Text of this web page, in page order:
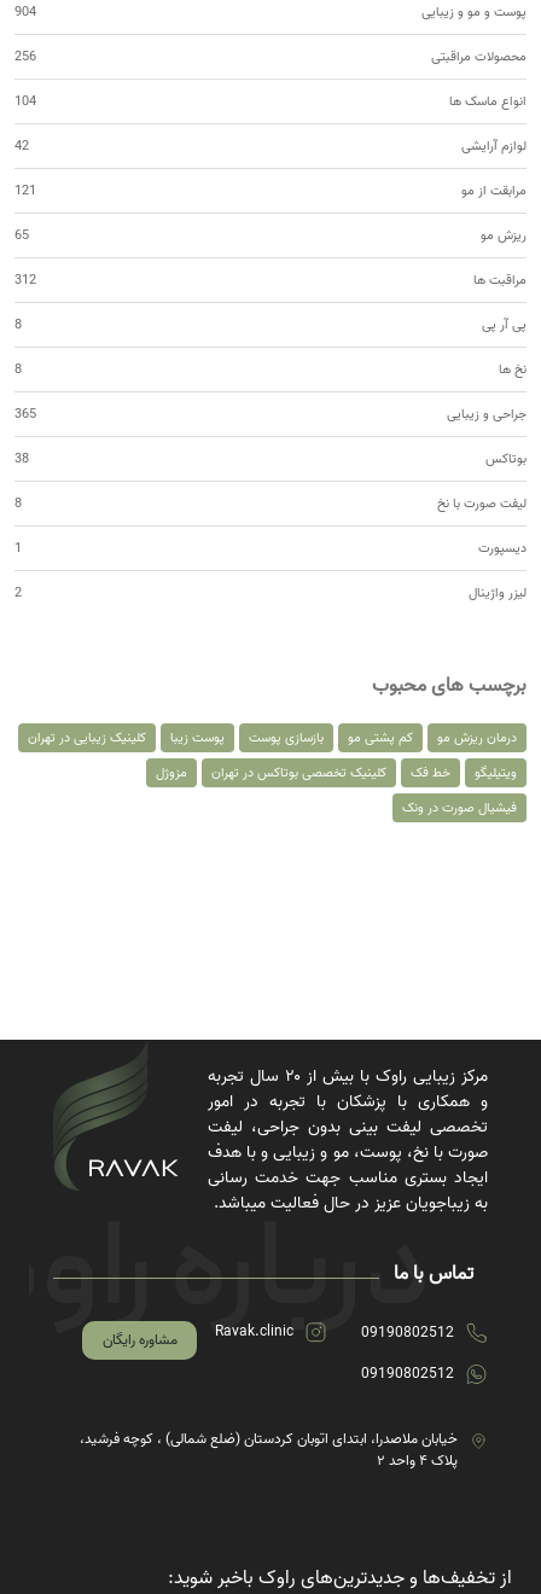
پوست و مو و زیبایی 904
محصولات مراقبتی 256
انواع ماسک ها 104
لوازم آرایشی 42
مرابقت از مو 121
ریزش مو 65
مراقبت ها 312
پی آر پی 8
نخ ها 8
جراحی و زیبایی 365
بوتاکس 38
لیفت صورت با نخ 8
دیسپورت 1
لیزر واژینال 2
برچسب های محبوب
درمان ریزش مو کم پشتی مو بازسازی پوست پوست زیبا
کلینیک زیبایی در تهران
ویتیلیگو
خط فک کلینیک تخصصی بوتاکس در تهران
مزوژل
فیشیال صورت در ونک
مرکز زیبایی راوک با بیش از ۲۰ سال تجربه
و همکاری با پزشکان با تجربه در امور
تخصصی لیفت بینی بدون جراحی، لیفت
صورت با نخ، پوست، مو و زیبایی و با هدف
ایجاد بستری مناسب جهت خدمت رسانی
به زیباجویان عزیز در حال فعالیت میباشد.
تماس با ما
09190802512
09190802512
Ravak.clinic مشاوره رایگان
خیابان ملاصدرا، ابتدای اتوبان کردستان (ضلع شمالی) ، کوچه فرشید،
پلاک ۴ واحد ۲
از تخفیف‌ها و جدیدترین‌های راوک باخبر شوید: